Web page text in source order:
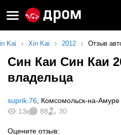
Kai Xin Kai 2012 Отзыв
Син Каи Син Каи
владельца
suprik.76 Комсомольск-на-Амуре
13к
88 30
Оцените отзыв: